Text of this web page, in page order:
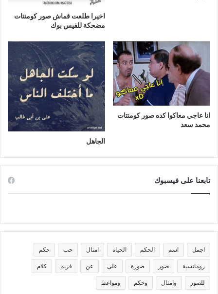
اخيرا طلعت قماش صور كومنتات
مضحكة للفيس بوك
انا عاجي معاكوا كده صور كومنتات
محمد سعد
الجاهل
تابعنا على فيسبوك
اجمل اسم الحكم الحياة امثال حب حكم
رومانسية صور صورة على عن فريم كلام
للصور وامثال وحكم ومواعظ